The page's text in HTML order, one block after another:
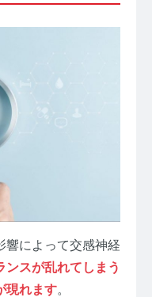
響によって交感神経
ンスが乱れてしまう
現れます。